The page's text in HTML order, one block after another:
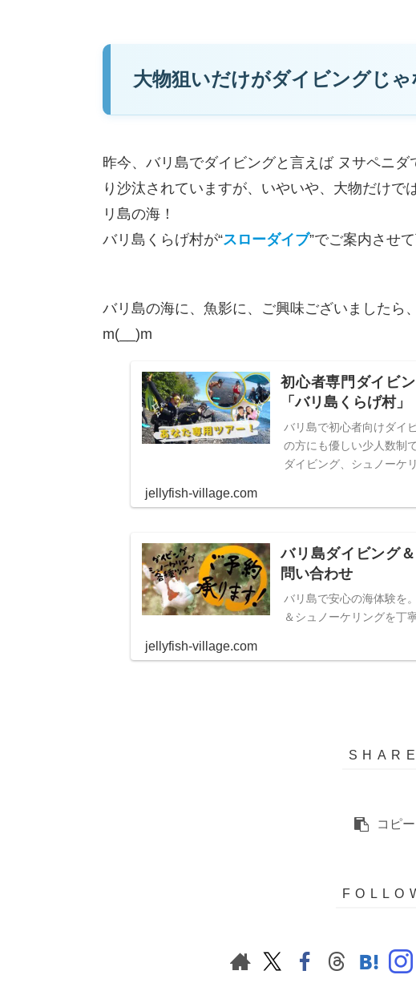
大物狙いだけがダイビングじゃ
昨今、バリ島でダイビングと言えば ヌサペニ
り沙汰されていますが、いやいや、大物だけで
リ島の海！
バリ島くらげ村が“スローダイブ”でご案内させ
バリ島の海に、魚影に、ご興味ございましたら
m(__)m
初心者専門ダイビ
「バリ島くらげ村」
バリ島で初心者向けダイ
の方にも優しい少人数制
ダイビング、シュノーケ
jellyfish-village.com
バリ島ダイビング
問い合わせ
バリ島で安心の海体験を
＆シュノーケリングを丁
jellyfish-village.com
コピー